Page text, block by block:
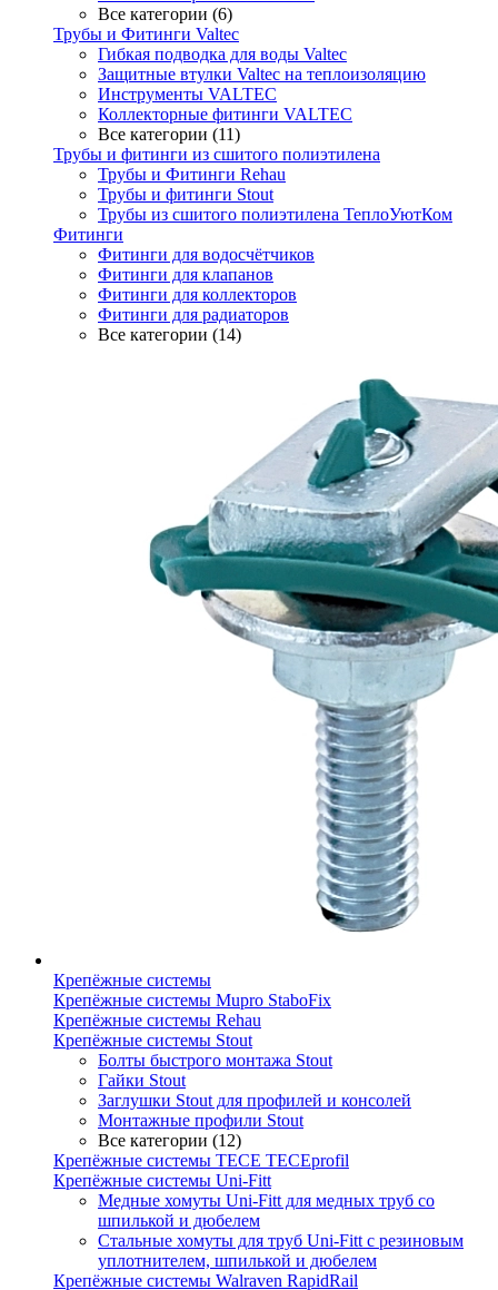
Все категории (6)
Трубы и Фитинги Valtec
Гибкая подводка для воды Valtec
Защитные втулки Valtec на теплоизоляцию
Инструменты VALTEC
Коллекторные фитинги VALTEC
Все категории (11)
Трубы и фитинги из сшитого полиэтилена
Трубы и Фитинги Rehau
Трубы и фитинги Stout
Трубы из сшитого полиэтилена ТеплоУютКом
Фитинги
Фитинги для водосчётчиков
Фитинги для клапанов
Фитинги для коллекторов
Фитинги для радиаторов
Все категории (14)
Крепёжные системы
Крепёжные системы Mupro StaboFix
Крепёжные системы Rehau
Крепёжные системы Stout
Болты быстрого монтажа Stout
Гайки Stout
Заглушки Stout для профилей и консолей
Монтажные профили Stout
Все категории (12)
Крепёжные системы TECE TECEprofil
Крепёжные системы Uni-Fitt
Медные хомуты Uni-Fitt для медных труб со
шпилькой и дюбелем
Стальные хомуты для труб Uni-Fitt с резиновым
уплотнителем, шпилькой и дюбелем
Крепёжные системы Walraven RapidRail